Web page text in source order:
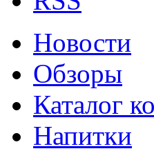
Новости
Обзоры
Каталог
Напитки